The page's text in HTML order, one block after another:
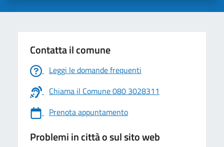
Contatta il comune
Leggi le domande frequenti
Chiama il Comune 080 3028311
Prenota appuntamento
Problemi in città o sul sito web